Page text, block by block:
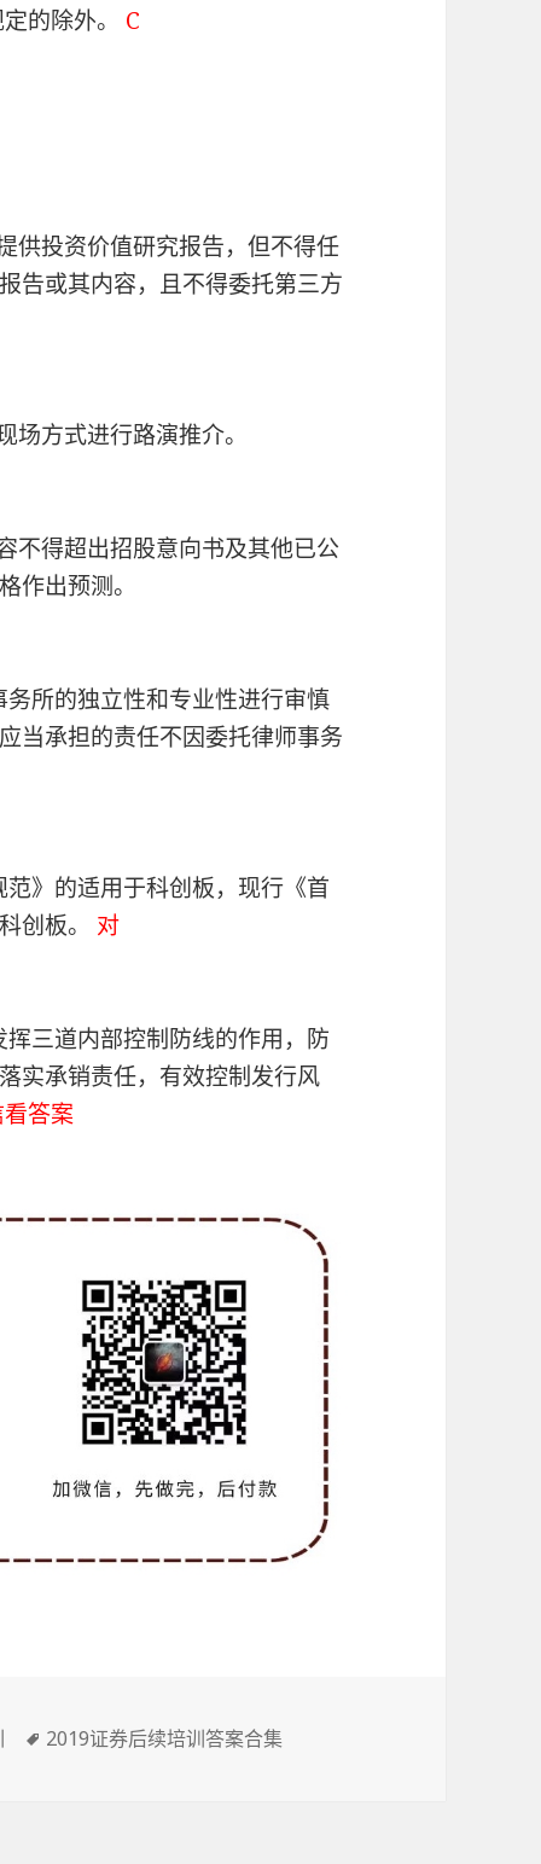
的除外。 C
供投资价值研究报告，但不得任
告或其内容，且不得委托第三方
方式进行路演推介。
不得超出招股意向书及其他已公
作出预测。
所的独立性和专业性进行审慎
当承担的责任不因委托律师事务
》的适用于科创板，现行《首
创板。 对
三道内部控制防线的作用，防
实承销责任，有效控制发行风
答案
标
2019证券后续培训答案合集